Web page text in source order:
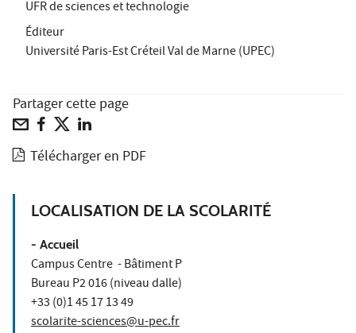
UFR de sciences et technologie
Éditeur
Université Paris-Est Créteil Val de Marne (UPEC)
Partager cette page
Télécharger en PDF
LOCALISATION DE LA SCOLARITÉ
- Accueil
Campus Centre - Bâtiment P
Bureau P2 016 (niveau dalle)
+33 (0)1 45 17 13 49
scolarite-sciences@u-pec.fr